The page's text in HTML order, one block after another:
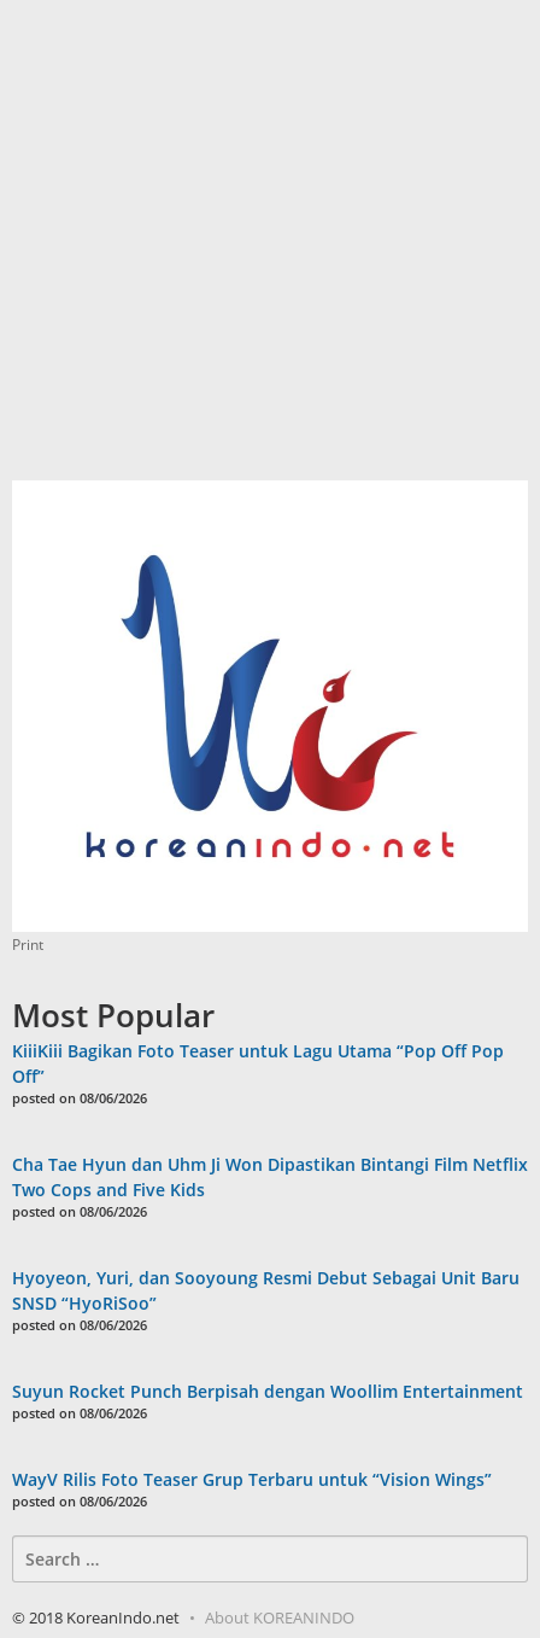
Print
Most Popular
KiiiKiii Bagikan Foto Teaser untuk Lagu Utama “Pop Off Pop
Off”
posted on 08/06/2026
Cha Tae Hyun dan Uhm Ji Won Dipastikan Bintangi Film Netflix
Two Cops and Five Kids
posted on 08/06/2026
Hyoyeon, Yuri, dan Sooyoung Resmi Debut Sebagai Unit Baru
SNSD “HyoRiSoo”
posted on 08/06/2026
Suyun Rocket Punch Berpisah dengan Woollim Entertainment
posted on 08/06/2026
WayV Rilis Foto Teaser Grup Terbaru untuk “Vision Wings”
posted on 08/06/2026
for:
© 2018 KoreanIndo.net About KOREANINDO